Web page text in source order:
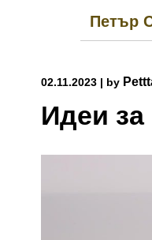
Петър
02.11.2023 | by
Идеи за